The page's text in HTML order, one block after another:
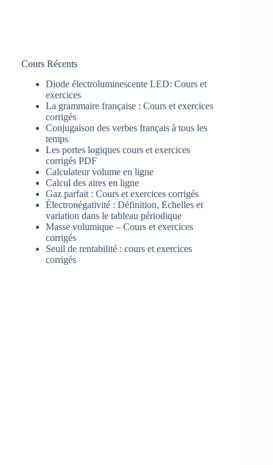
Cours Récents
Diode électroluminescente LED: Cours et
exercices
La grammaire française : Cours et exercices
corrigés
Conjugaison des verbes français à tous les
temps
Les portes logiques cours et exercices
corrigés PDF
Calculateur volume en ligne
Calcul des aires en ligne
Gaz parfait : Cours et exercices corrigés
Électronégativité : Définition, Echelles et
variation dans le tableau périodique
Masse volumique – Cours et exercices
corrigés
Seuil de rentabilité : cours et exercices
corrigés